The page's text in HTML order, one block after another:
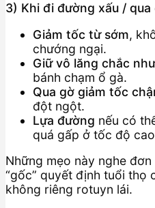
3) Khi đi đường xấu /
Giảm tốc từ sớm,
chướng ngại.
Giữ vô lăng chắc
bánh chạm ổ gà.
Qua gờ giảm tốc
đột ngột.
Lựa đường nếu có
quá gấp ở tốc độ
Những mẹo này nghe
“gốc” quyết định tuổi thọ
không riêng rotuyn lái.